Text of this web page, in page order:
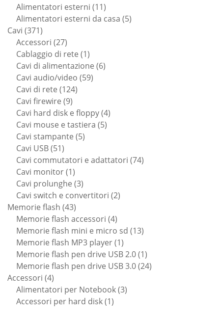
Alimentatori esterni 1111
prodotti
Alimentatori esterni da casa 55
Cavi 371371
prodotti
Accessori 2727
prodotti
Cablaggio di rete 11
prodotto
Cavi di alimentazione 66
Cavi audio/video 5959
Cavi di rete 124124
Cavi firewire 99
prodotti
Cavi hard disk e floppy 44
Cavi mouse e tastiera 55
Cavi stampante 55
Cavi USB 5151
prodotti
Cavi commutatori e adattatori 7474
Cavi monitor 11
prodotto
Cavi prolunghe 33
prodotti
Cavi switch e convertitori 22
Memorie flash 4343
prodotti
Memorie flash accessori 44
prodotti
Memorie flash mini e micro sd 1313
Memorie flash MP3 player 11
prodotto
Memorie flash pen drive USB 2.0 11
prodotto
Memorie flash pen drive USB 3.0 2424
Accessori 44
prodotti
Alimentatori per Notebook 33
Accessori per hard disk 11